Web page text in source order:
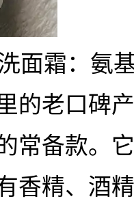
面霜：氨
的老口碑
常备款。
香精、酒